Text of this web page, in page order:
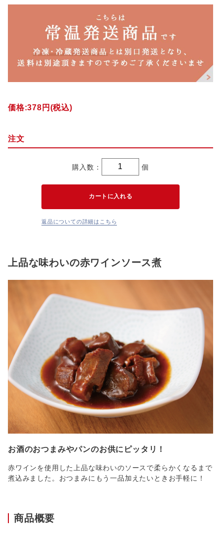
価格:378円 (税込)
注文
購入数： 個
返品についての詳細はこちら
上品な味わいの赤ワインソース煮
お酒のおつまみやパンのお供にピッタリ！
赤ワインを使用した上品な味わいのソースで柔らかくなるまで
煮込みました。おつまみにもう一品加えたいときお手軽に！
商品概要